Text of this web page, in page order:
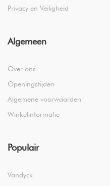
Privacy en Veiligheid
Algemeen
Over ons
Openingstijden
Algemene voorwaarden
Winkelinformatie
Populair
Vandyck